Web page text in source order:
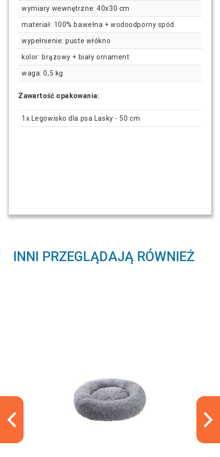
wymiary wewnętrzne: 40x30 cm
materiał: 100% bawełna + wodoodporny spód
wypełnienie: puste włókno
kolor: brązowy + biały ornament
waga: 0,5 kg
Zawartość opakowania:
1x Legowisko dla psa Lasky - 50 cm
INNI PRZEGLĄDAJĄ RÓWNIEŻ